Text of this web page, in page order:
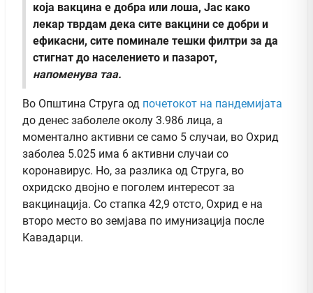
која вакцина е добра или лоша, Јас како
лекар тврдам дека сите вакцини се добри и
ефикасни, сите поминале тешки филтри за да
стигнат до населението и пазарот,
напоменува таа.
Во Општина Струга од почетокот на пандемијата
до денес заболеле околу 3.986 лица, а
моментално активни се само 5 случаи, во Охрид
заболеа 5.025 има 6 активни случаи со
коронавирус. Но, за разлика од Струга, во
охридско двојно е поголем интересот за
вакцинација. Со стапка 42,9 отсто, Охрид е на
второ место во земјава по имунизација после
Кавадарци.